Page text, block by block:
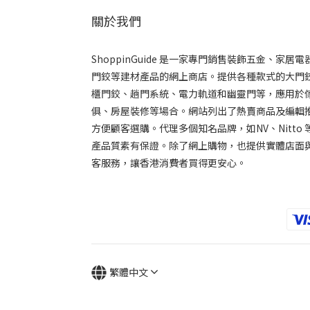
關於我們
ShoppinGuide 是一家專門銷售裝飾五金、家居電
門鉸等建材產品的網上商店。提供各種款式的大門
櫃門鉸、趟門系統、電力軌道和幽靈門等，應用於
俱、房屋裝修等場合。網站列出了熱賣商品及編輯
方便顧客選購。代理多個知名品牌，如NV、Nitto
產品質素有保證。除了網上購物，也提供實體店面
客服務，讓香港消費者買得更安心。
繁體中文